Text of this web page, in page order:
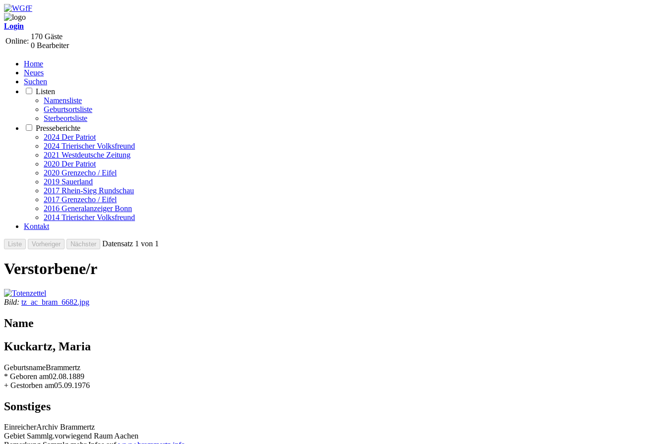
Login
Online:
170 Gäste
0 Bearbeiter
Home
Neues
Suchen
Listen
Namensliste
Geburtsortsliste
Sterbeortsliste
Presseberichte
2024 Der Patriot
2024 Trierischer Volksfreund
2021 Westdeutsche Zeitung
2020 Der Patriot
2020 Grenzecho / Eifel
2019 Sauerland
2017 Rhein-Sieg Rundschau
2017 Grenzecho / Eifel
2016 Generalanzeiger Bonn
2014 Trierischer Volksfreund
Kontakt
Datensatz 1 von 1
Verstorbene/r
Bild: tz_ac_bram_6682.jpg
Name
Kuckartz, Maria
GeburtsnameBrammertz
* Geboren am02.08.1889
+ Gestorben am05.09.1976
Sonstiges
EinreicherArchiv Brammertz
Gebiet Sammlg.vorwiegend Raum Aachen